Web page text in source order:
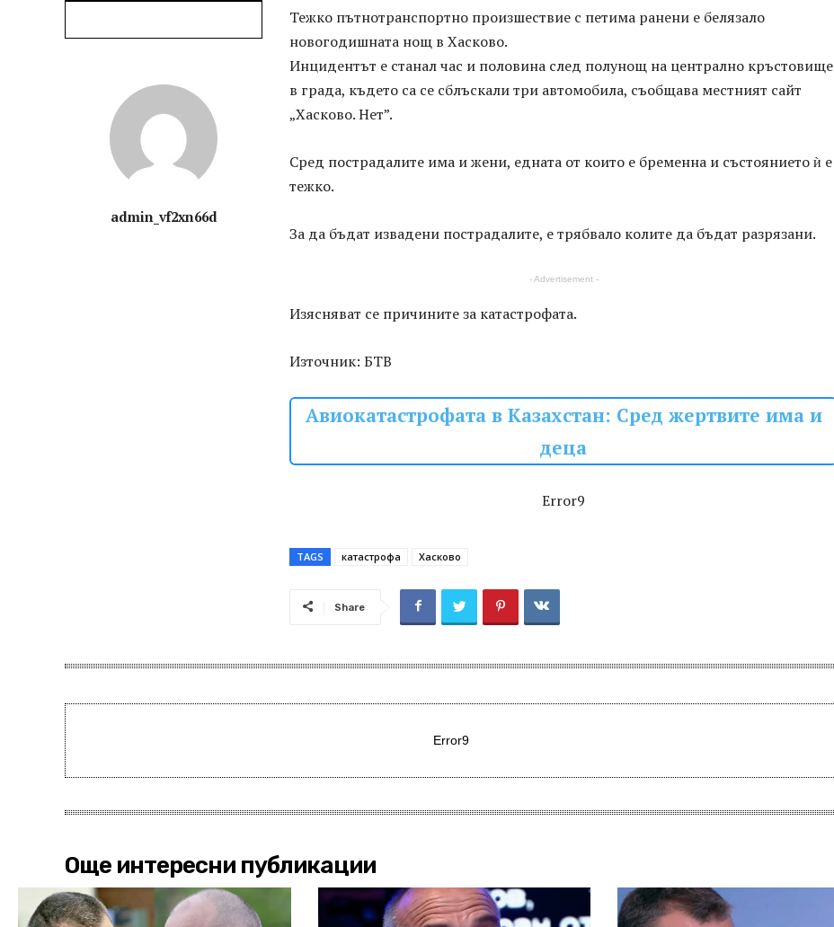
admin_vf2xn66d
Тежко пътнотранспортно произшествие с петима ранени е белязало
новогодишната нощ в Хасково.
Инцидентът е станал час и половина след полунощ на централно кръстовище
в града, където са се сблъскали три автомобила, съобщава местният сайт
„Хасково. Нет”.
Сред пострадалите има и жени, едната от които е бременна и състоянието ѝ е
тежко.
За да бъдат извадени пострадалите, е трябвало колите да бъдат разрязани.
- Advertisement -
Изясняват се причините за катастрофата.
Източник: БТВ
Авиокатастрофата в Казахстан: Сред жертвите има и
деца
Error9
TAGS катастрофа Хасково
Share
Error9
Още интересни публикации